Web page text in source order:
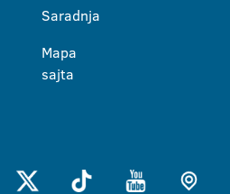
Saradnja
Mapa
sajta